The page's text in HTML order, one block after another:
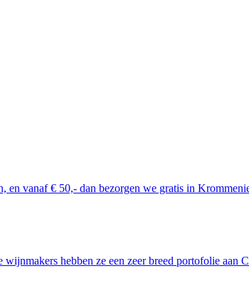
vanaf € 50,- dan bezorgen we gratis in
hebben ze een zeer breed portofolie aan